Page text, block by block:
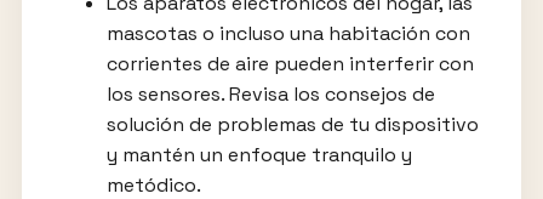
mascotas o incluso una habitación con
corrientes de aire pueden interferir con
los sensores. Revisa los consejos de
solución de problemas de tu dispositivo
y mantén un enfoque tranquilo y
metódico.